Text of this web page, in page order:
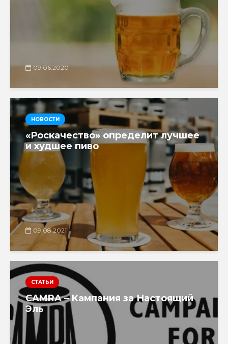
09.06.2020
НОВОСТИ
«Роскачество» определит лучшее
и худшее пиво
09.08.2021
СТАТЬИ
CAMRA – Кампания за Настоящий
Эль